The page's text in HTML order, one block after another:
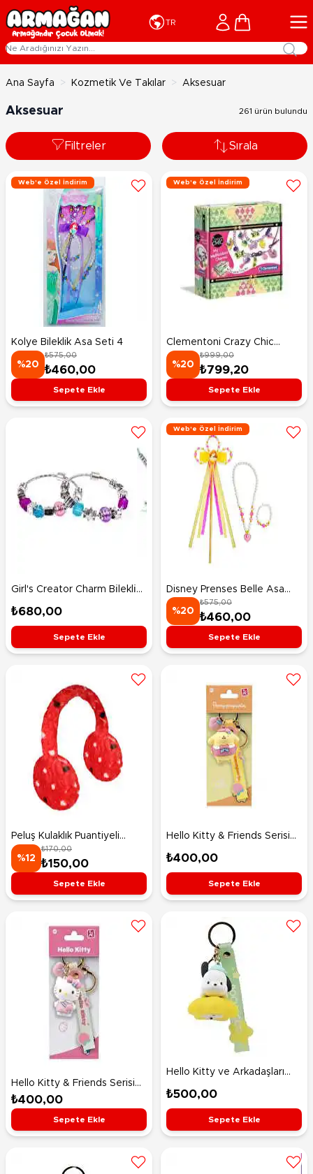
İçeriğe geç
TR Cart
Ana Sayfa > Kozmetik Ve Takılar > Aksesuar
Aksesuar 261 ürün bulundu
Filtreler Sırala
Web'e Özel İndirim
Kolye Bileklik Asa Seti 4
%20
₺575,00
₺460,00
Sepete Ekle
Web'e Özel İndirim
Clementoni Crazy Chic
Renkli Kolyeler
%20
₺999,00
₺799,20
Sepete Ekle
Girl's Creator Charm Bi̇lekli̇k
Yapım Seti̇
₺680,00
Sepete Ekle
Web'e Özel İndirim
Disney Prenses Belle Asa
Kolye Bileklik Seti
%20
₺575,00
₺460,00
Sepete Ekle
Peluş Kulaklık Puantiyeli
Kırmızı
%12
₺170,00
₺150,00
Sepete Ekle
Hello Kitty & Friends Serisi
Anahtarlık Pompompurin
₺400,00
Sepete Ekle
Hello Kitty & Friends Serisi
Anahtarlık Hello Kitty
₺400,00
Sepete Ekle
Hello Kitty ve Arkadaşları
Işıklı Anahtarlık Pochacco
₺500,00
Sepete Ekle